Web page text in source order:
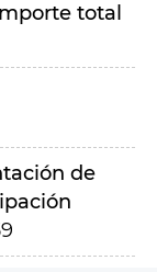
total
de